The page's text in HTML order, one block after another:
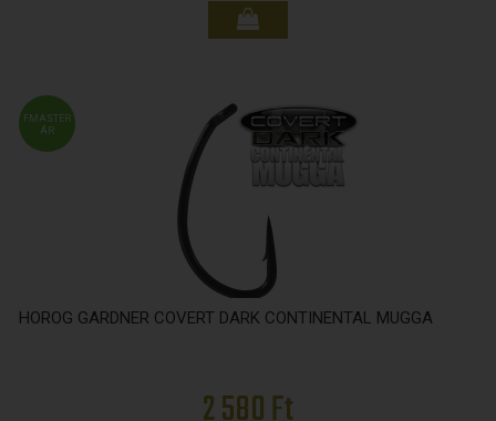
FMASTER
ÁR
HOROG GARDNER COVERT DARK CONTINENTAL MUGGA